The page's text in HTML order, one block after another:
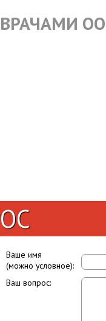
Ваше имя
(можно условное):
Ваш вопрос: